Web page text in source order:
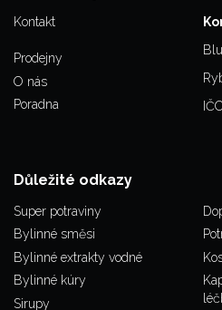
Kontakt
Prodejny
O nás
Poradna
Důležité odkazy
Super potraviny
Bylinné směsi
Bylinné extrakty vodné
Bylinné kúry
Sirupy